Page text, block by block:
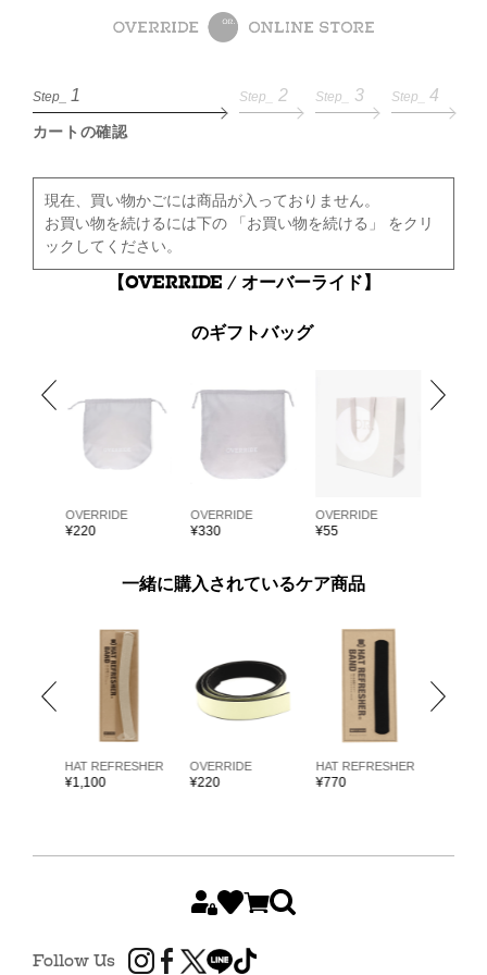
Step_ 1
カートの確認
Step_ 2 Step_ 3 Step_ 4
現在、買い物かごには商品が入っておりません。
お買い物を続けるには下の 「お買い物を続ける」 をクリ
ックしてください。
【OVERRIDE / オーバーライド】
のギフトバッグ
OVERRIDE
¥220
OVERRIDE
¥330
OVERRIDE
¥55
一緒に購入されているケア商品
HAT REFRESHER
¥1,100
OVERRIDE
¥220
HAT REFRESHER
¥770
Follow Us